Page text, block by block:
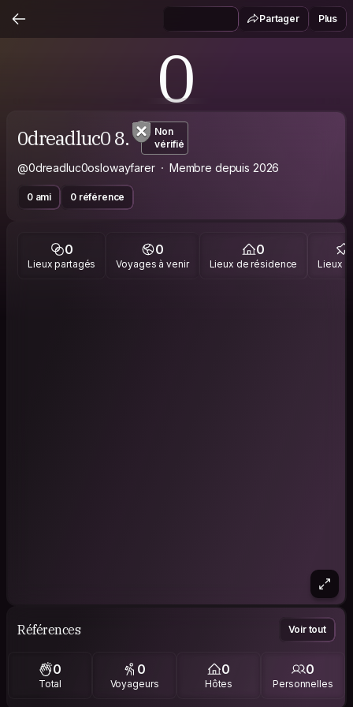
Partager Plus
0
0dreadluc0 8.
Non
vérifié
@0dreadluc0oslowayfarer Membre depuis 2026
0 ami 0 référence
0
Lieux partagés
0
Voyages à venir
0
Lieux de résidence Lieux
Références Voir tout
0
Total
0
Voyageurs
0
Hôtes
0
Personnelles